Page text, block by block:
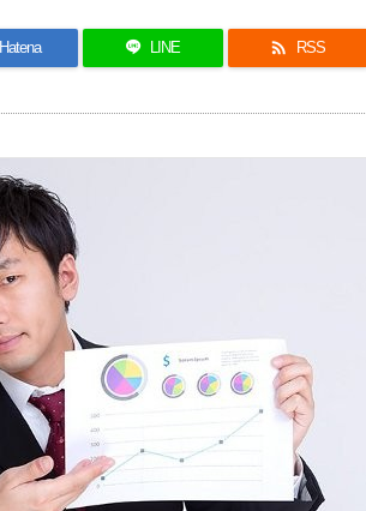
Hatena LINE  RSS